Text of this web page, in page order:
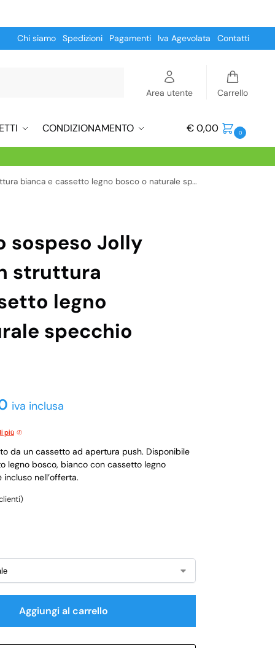
Chi siamo Spedizioni Pagamenti Iva Agevolata Contatti
Area utente Carrello
CONDIZIONAMENTO €0,00 0
e cassetto legno bosco o naturale specchio incluso
sospeso Jolly
struttura
legno
specchio
iva inclusa
più
da un cassetto ad apertura push. Disponibile
legno bosco, bianco con cassetto legno
nell’offerta.
Aggiungi al carrello